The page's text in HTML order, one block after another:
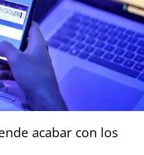
acabar con los